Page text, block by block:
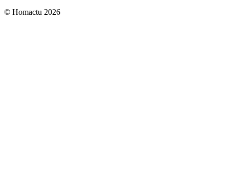
© Homactu 2026